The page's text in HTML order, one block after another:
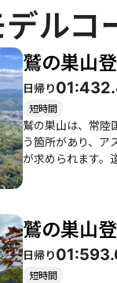
ルコ
鷲の巣山
日帰り01:43
短時間
鷲の巣山は、常陸
う箇所があり、ア
が求められます。道
りますが、健脚者
ることでしょう。
利用できるため、手軽に立ち寄ることができま
晴らしい登山ス
鷲の巣山
日帰り01:59
短時間